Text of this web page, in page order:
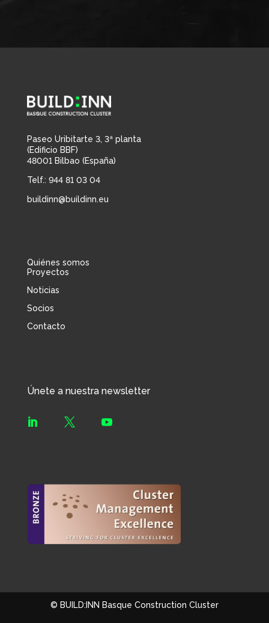
Paseo Uribitarte 3, 3ª planta
(Edificio BBF)
48001 Bilbao (España)
Telf.: 944 81 03 04
buildinn@buildinn.eu
Quiénes somos
Proyectos
Noticias
Socios
Contacto
Únete a nuestra newsletter
  
© BUILD:INN Basque Construction Cluster